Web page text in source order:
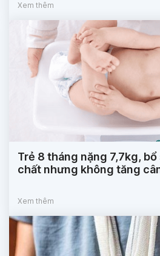
Xem thêm
Trẻ 8 tháng nặng 7,7kg,
chất nhưng không tăng
Xem thêm